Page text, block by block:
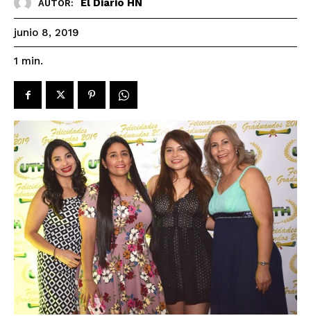
AUTOR: El Diario HN
junio 8, 2019
1 min.